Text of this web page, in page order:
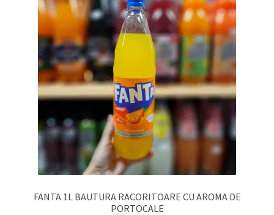
FANTA 1L BAUTURA RACORITOARE CU AROMA DE
PORTOCALE